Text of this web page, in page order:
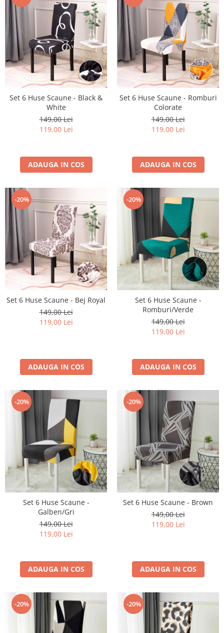
Set 6 Huse Scaune - Black &
White
149,00 Lei
119,00 Lei
ADAUGA IN COS
Set 6 Huse Scaune - Romburi
Colorate
149,00 Lei
119,00 Lei
ADAUGA IN COS
-20%
Set 6 Huse Scaune - Bej Royal
149,00 Lei
119,00 Lei
ADAUGA IN COS
-20%
Set 6 Huse Scaune -
Romburi/Verde
149,00 Lei
119,00 Lei
ADAUGA IN COS
-20%
Set 6 Huse Scaune -
Galben/Gri
149,00 Lei
119,00 Lei
ADAUGA IN COS
-20%
Set 6 Huse Scaune - Brown
149,00 Lei
119,00 Lei
ADAUGA IN COS
-20% -20%